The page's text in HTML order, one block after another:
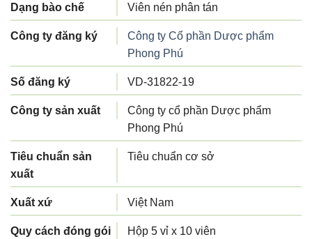
Dạng bào chế Viên nén phân tán
Công ty đăng ký
Công ty Cổ phần Dược phẩm
Phong Phú
Số đăng ký VD-31822-19
Công ty sản xuất
Công ty cổ phần Dược phẩm
Phong Phú
Tiêu chuẩn sản
xuất
Tiêu chuẩn cơ sở
Xuất xứ Việt Nam
Quy cách đóng gói Hộp 5 vỉ x 10 viên